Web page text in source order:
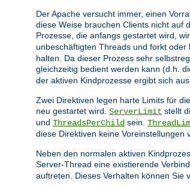
Der Apache versucht immer, einen
diese Weise brauchen Clients nicht auf
Prozesse, die anfangs gestartet wird,
unbeschäftigten Threads und forkt
halten. Da dieser Prozess sehr
gleichzeitig bedient werden kann (d.h.
der aktiven Kindprozesse ergibt sich aus
Zwei Direktiven legen harte Limits für
neu gestartet wird. ServerLimit stellt
und ThreadsPerChild sein.
diese Direktiven keine
Neben den normalen aktiven
Server-Thread eine existierende
auftreten. Dieses Verhalten können Sie